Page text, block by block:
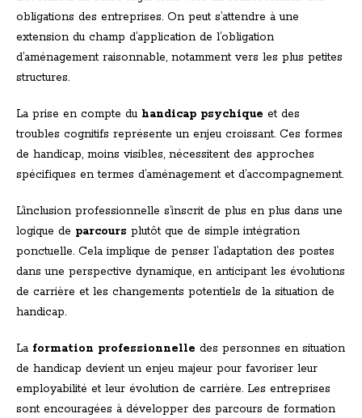
obligations des entreprises. On peut s’attendre à une
extension du champ d’application de l’obligation
d’aménagement raisonnable, notamment vers les plus petites
structures.
La prise en compte du handicap psychique et des
troubles cognitifs représente un enjeu croissant. Ces formes
de handicap, moins visibles, nécessitent des approches
spécifiques en termes d’aménagement et d’accompagnement.
L’inclusion professionnelle s’inscrit de plus en plus dans une
logique de parcours plutôt que de simple intégration
ponctuelle. Cela implique de penser l’adaptation des postes
dans une perspective dynamique, en anticipant les évolutions
de carrière et les changements potentiels de la situation de
handicap.
La formation professionnelle des personnes en situation
de handicap devient un enjeu majeur pour favoriser leur
employabilité et leur évolution de carrière. Les entreprises
sont encouragées à développer des parcours de formation